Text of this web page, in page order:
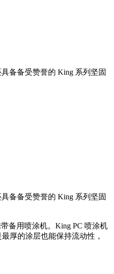
备备受赞誉的 King 系列坚固
备备受赞誉的 King 系列坚固
备用喷涂机。King PC 喷涂机
厚的涂层也能保持流动性，